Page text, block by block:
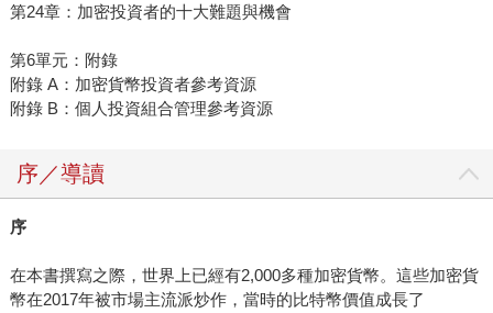
第24章：加密投資者的十大難題與機會
第6單元：附錄
附錄 A：加密貨幣投資者參考資源
附錄 B：個人投資組合管理參考資源
序／導讀
序
在本書撰寫之際，世界上已經有2,000多種加密貨幣。這些加密貨
幣在2017年被市場主流派炒作，當時的比特幣價值成長了